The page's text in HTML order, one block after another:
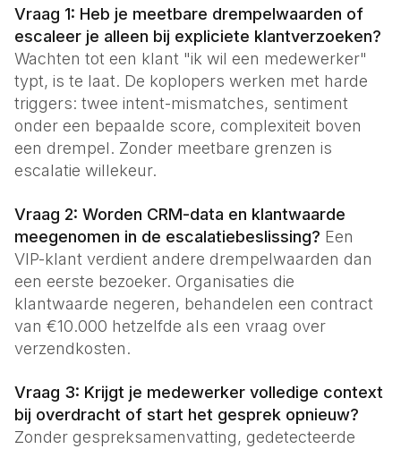
Vraag 1: Heb je meetbare drempelwaarden of
escaleer je alleen bij expliciete klantverzoeken?
Wachten tot een klant "ik wil een medewerker"
typt, is te laat. De koplopers werken met harde
triggers: twee intent-mismatches, sentiment
onder een bepaalde score, complexiteit boven
een drempel. Zonder meetbare grenzen is
escalatie willekeur.
Vraag 2: Worden CRM-data en klantwaarde
meegenomen in de escalatiebeslissing? Een
VIP-klant verdient andere drempelwaarden dan
een eerste bezoeker. Organisaties die
klantwaarde negeren, behandelen een contract
van €10.000 hetzelfde als een vraag over
verzendkosten.
Vraag 3: Krijgt je medewerker volledige context
bij overdracht of start het gesprek opnieuw?
Zonder gespreksamenvatting, gedetecteerde